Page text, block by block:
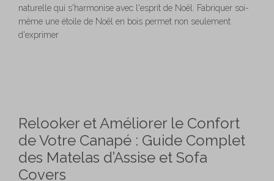
naturelle qui s'harmonise avec l'esprit de Noël. Fabriquer soi-
même une étoile de Noël en bois permet non seulement
d'exprimer
Relooker et Améliorer le Confort
de Votre Canapé : Guide Complet
des Matelas d’Assise et Sofa
Covers